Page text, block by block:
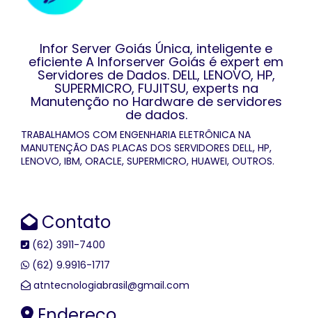
Infor Server Goiás Única, inteligente e
eficiente A Inforserver Goiás é expert em
Servidores de Dados. DELL, LENOVO, HP,
SUPERMICRO, FUJITSU, experts na
Manutenção no Hardware de servidores
de dados.
TRABALHAMOS COM ENGENHARIA ELETRÔNICA NA
MANUTENÇÃO DAS PLACAS DOS SERVIDORES DELL, HP,
LENOVO, IBM, ORACLE, SUPERMICRO, HUAWEI, OUTROS.
Contato
(62) 3911-7400
(62) 9.9916-1717
atntecnologiabrasil@gmail.com